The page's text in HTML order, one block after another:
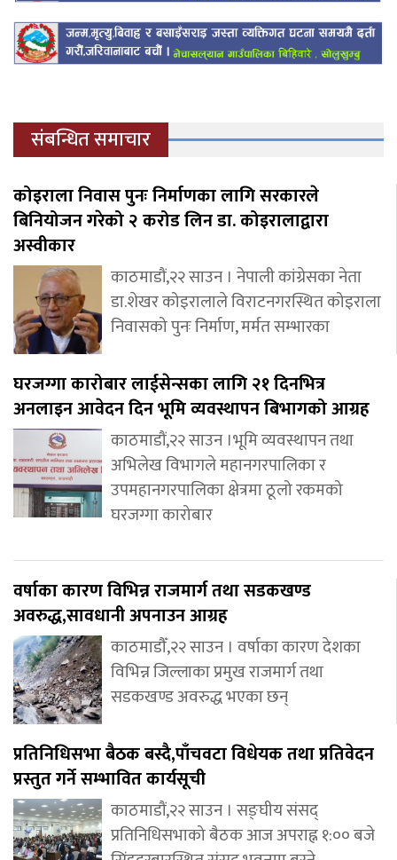
संबन्धित समाचार
कोइराला निवास पुनः निर्माणका लागि सरकारले
बिनियोजन गरेको २ करोड लिन डा. कोइरालाद्वारा
अस्वीकार
काठमाडौं,२२ साउन । नेपाली कांग्रेसका नेता
डा.शेखर कोइरालाले विराटनगरस्थित कोइराला
निवासको पुनः निर्माण, मर्मत सम्भारका
घरजग्गा कारोबार लाईसेन्सका लागि २१ दिनभित्र
अनलाइन आवेदन दिन भूमि व्यवस्थापन बिभागको आग्रह
काठमाडौं,२२ साउन ।भूमि व्यवस्थापन तथा
अभिलेख विभागले महानगरपालिका र
उपमहानगरपालिका क्षेत्रमा ठूलो रकमको
घरजग्गा कारोबार
वर्षाका कारण विभिन्न राजमार्ग तथा सडकखण्ड
अवरुद्ध,सावधानी अपनाउन आग्रह
काठमाडौँ,२२ साउन । वर्षाका कारण देशका
विभिन्न जिल्लाका प्रमुख राजमार्ग तथा
सडकखण्ड अवरुद्ध भएका छन्
प्रतिनिधिसभा बैठक बस्दै,पाँचवटा विधेयक तथा प्रतिवेदन
प्रस्तुत गर्ने सम्भावित कार्यसूची
काठमाडौं,२२ साउन । सङ्घीय संसद्
प्रतिनिधिसभाको बैठक आज अपराह्न १:०० बजे